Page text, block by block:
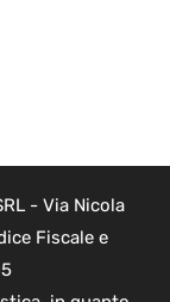
- Via Nicola
Fiscale e